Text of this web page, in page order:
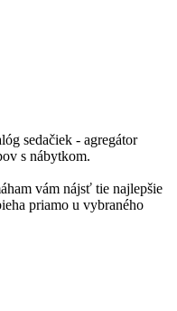
sedačiek - agregátor
s nábytkom.
vám nájsť tie najlepšie
priamo u vybraného